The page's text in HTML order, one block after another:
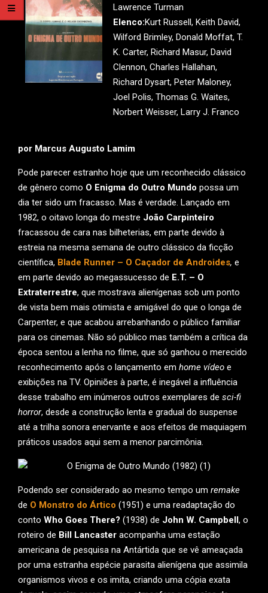
Lawrence Turman
Elenco:Kurt Russell, Keith David,
Wilford Brimley, Donald Moffat, T.
K. Carter, Richard Masur, David
Clennon, Charles Hallahan,
Richard Dysart, Peter Maloney,
Joel Polis, Thomas G. Waites,
Norbert Weisser, Larry J. Franco
por Marcus Augusto Lamim
Pode parecer estranho hoje que um reconhecido clássico
de gênero como O Enigma do Outro Mundo possa um
dia ter sido um fracasso. Mas é verdade. Lançado em
1982, o oitavo longa do mestre João Carpinteiro
fracassou de cara nas bilheterias, em parte devido à
estreia na mesma semana de outro clássico da ficção
científica, Blade Runner – O Caçador de Androides, e
em parte devido ao megassucesso de E.T. – O
Extraterrestre, que mostrava alienígenas sob um ponto
de vista bem mais otimista e amigável do que o longa de
Carpenter, e que acabou arrebanhando o público familiar
para os cinemas. Não só público mas também a crítica da
época sentou a lenha no filme, que só ganhou o merecido
reconhecimento após o lançamento em home vídeo e
exibições na TV. Opiniões à parte, é inegável a influência
desse trabalho em inúmeros outros exemplares de sci-fi
horror, desde a construção lenta e gradual do suspense
até a trilha sonora enervante e aos efeitos de maquiagem
práticos usados aqui sem a menor parcimônia.
Podendo ser considerado ao mesmo tempo um remake
de O Monstro do Ártico (1951) e uma readaptação do
conto Who Goes There? (1938) de John W. Campbell , o
roteiro de Bill Lancaster acompanha uma estação
americana de pesquisa na Antártida que se vê ameaçada
por uma estranha espécie parasita alienígena que assimila
organismos vivos e os imita, criando uma cópia exata